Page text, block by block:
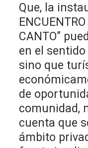
Que, la
CANTO”
en el
sino que
de
comunidad,
cuenta que
ámbito